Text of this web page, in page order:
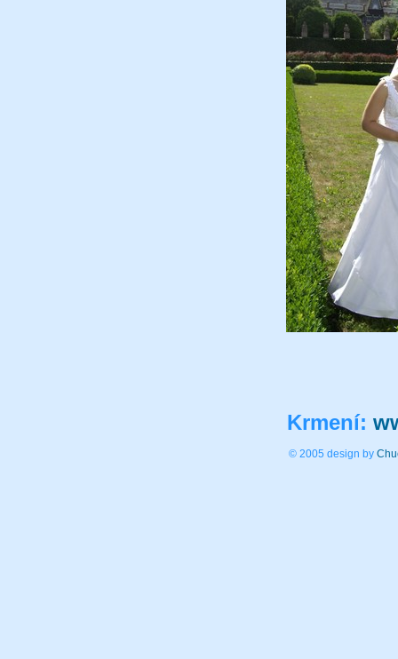
Krmení:
© 2005 design by